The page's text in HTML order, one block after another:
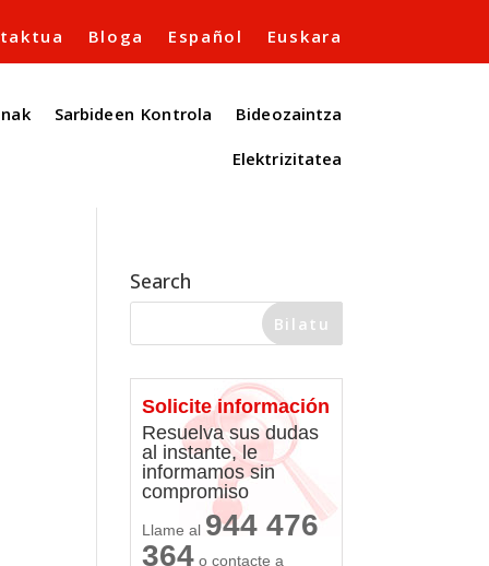
Bloga Español Euskara
Sarbideen Kontrola Bideozaintza
Elektrizitatea
Search
Solicite información
Resuelva sus dudas
al instante, le
informamos sin
compromiso
Llame al 944 476
364 o contacte a